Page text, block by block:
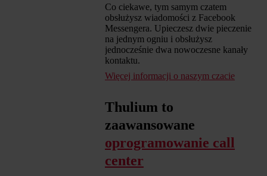
Co ciekawe, tym samym czatem
obsłużysz wiadomości z Facebook
Messengera. Upieczesz dwie pieczenie
na jednym ogniu i obsłużysz
jednocześnie dwa nowoczesne kanały
kontaktu.
Więcej informacji o naszym czacie
Thulium to
zaawansowane
oprogramowanie call
center